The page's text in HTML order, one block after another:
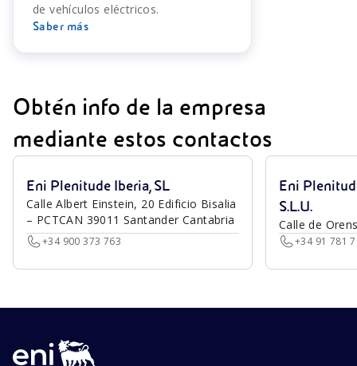
de vehículos eléctricos.
Saber más
Obtén info de la empresa
mediante estos contactos
Eni Plenitude Iberia, SL
Calle Albert Einstein, 20 Edificio Bisalia
– PCTCAN 39011 Santander Cantabria
+34 900 373 763
Eni
S.L.U.
Calle de
+34 91 781